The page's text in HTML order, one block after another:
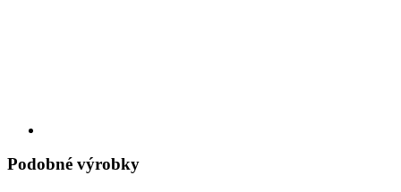
Podobné výrobky